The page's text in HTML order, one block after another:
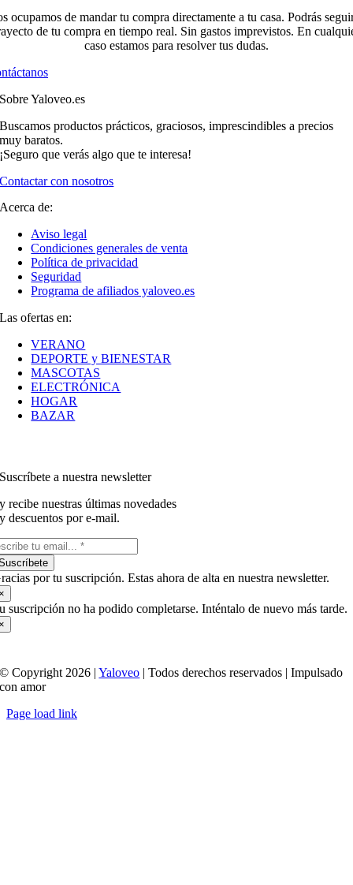
ocupamos de mandar tu compra directamente a tu casa. Podrás
de tu compra en tiempo real. Sin gastos imprevistos. En
caso estamos para resolver tus dudas.
Sobre Yaloveo.es
Buscamos productos prácticos, graciosos, imprescindibles a precios
muy baratos.
¡Seguro que verás algo que te interesa!
Contactar con nosotros
Acerca de:
Aviso legal
Condiciones generales de venta
Política de privacidad
Seguridad
Programa de afiliados yaloveo.es
Las ofertas en:
VERANO
DEPORTE y BIENESTAR
MASCOTAS
ELECTRÓNICA
HOGAR
BAZAR
Suscríbete a nuestra newsletter
y recibe nuestras últimas novedades
y descuentos por e-mail.
por tu suscripción. Estas ahora de alta en nuestra newsletter.
suscripción no ha podido completarse. Inténtalo de nuevo más tarde.
© Copyright 2026 |Yaloveo | Todos derechos reservados | Impulsado
con amor
Page load link